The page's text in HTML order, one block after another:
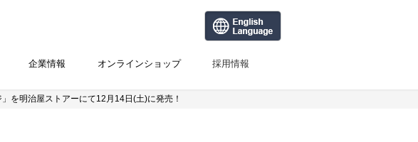
企業情報 オンラインショップ 採用情報
を明治屋ストアーにて12月14日(土)に発売！